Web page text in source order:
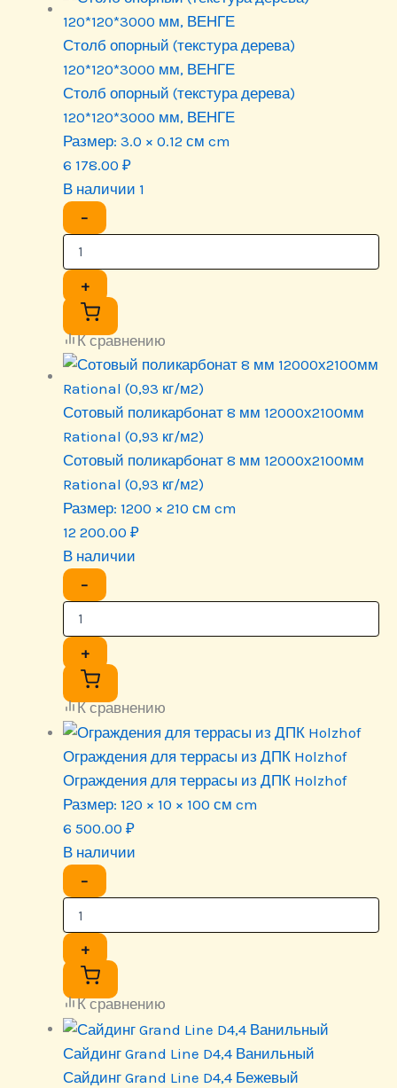
Столб опорный (текстура дерева)
120*120*3000 мм, ВЕНГЕ
Столб опорный (текстура дерева)
120*120*3000 мм, ВЕНГЕ
Размер: 3.0 × 0.12 см cm
6 178.00 ₽
В наличии 1
−
+
К сравнению
Сотовый поликарбонат 8 мм 12000х2100мм
Rational (0,93 кг/м2)
Сотовый поликарбонат 8 мм 12000х2100мм
Rational (0,93 кг/м2)
Размер: 1200 × 210 см cm
12 200.00 ₽
В наличии
−
+
К сравнению
Ограждения для террасы из ДПК Holzhof
Ограждения для террасы из ДПК Holzhof
Размер: 120 × 10 × 100 см cm
6 500.00 ₽
В наличии
−
+
К сравнению
Сайдинг Grand Line D4,4 Ванильный
Сайдинг Grand Line D4,4 Бежевый